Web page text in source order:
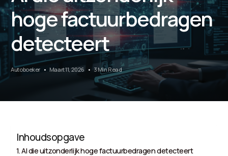
hoge factuurbedragen
detecteert
Autoboeker Maart 11, 2026 3 Min Read
Inhoudsopgave
AI die uitzonderlijk hoge factuurbedragen detecteert